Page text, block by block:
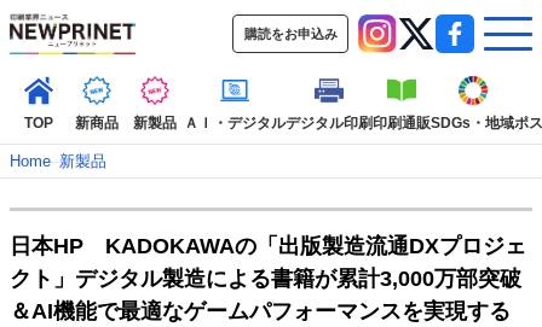
購読をお申込み
TOP 新商品 新製品 ＡＩ・デジタルデジタル印刷印刷通販SDGs・地域ポ
TOP
新着記事 特集記事
動画コンテンツ
インタビュー
コレクション
Home–新製品
日本HP KADOKAWAの「出版製造流通DXプロジェ
クト」デジタル製造による書籍が累計3,000万部突破
＆AI機能で最適なゲームパフォーマンスを実現する